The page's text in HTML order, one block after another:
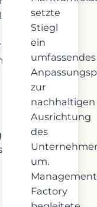
setzte
Stiegl
ein
umfassendes
zur
nachhaltigen
Ausrichtung
des
um.
Management
Factory